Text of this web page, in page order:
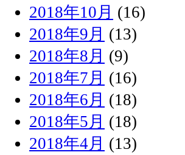
2018年10月 (16)
2018年9月 (13)
2018年8月 (9)
2018年7月 (16)
2018年6月 (18)
2018年5月 (18)
2018年4月 (13)